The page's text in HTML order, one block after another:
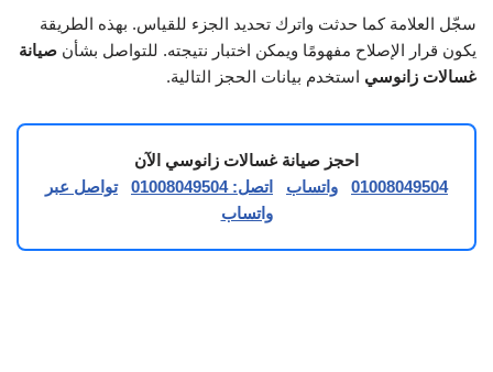
سجّل العلامة كما حدثت واترك تحديد الجزء للقياس. بهذه الطريقة
يكون قرار الإصلاح مفهومًا ويمكن اختبار نتيجته. للتواصل بشأن صيانة
غسالات زانوسي استخدم بيانات الحجز التالية.
احجز صيانة غسالات زانوسي الآن
01008049504
واتساب اتصل: 01008049504
تواصل عبر
واتساب